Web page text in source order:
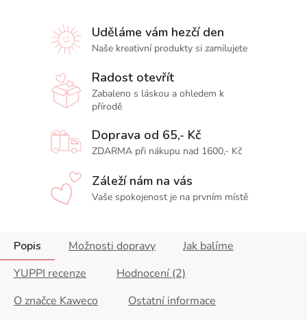
Uděláme vám hezčí den
Naše kreativní produkty si zamilujete
Radost otevřít
Zabaleno s láskou a ohledem k
přírodě
Doprava od 65,- Kč
ZDARMA při nákupu nad 1600,- Kč
Záleží nám na vás
Vaše spokojenost je na prvním místě
Popis Možnosti dopravy
Jak balíme
YUPPI recenze
Hodnocení (2)
O značce Kaweco
Ostatní informace